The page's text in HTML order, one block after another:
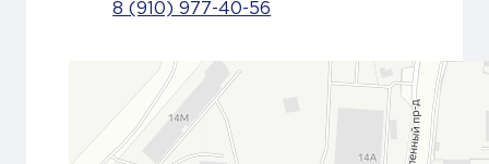
8 (910) 977-40-56